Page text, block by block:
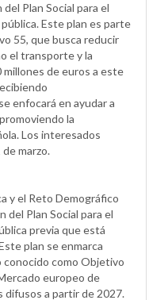
Plan Social para el
Este plan es parte
55, que busca reducir
el transporte y la
de euros a este
enfocará en ayudar a
la
Los interesados
marzo.
y el Reto Demográfico
del Plan Social para el
previa que está
plan se enmarca
como Objetivo
europeo de
difusos a partir de 2027.